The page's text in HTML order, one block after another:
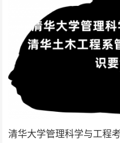
清华大学管理科学与工程